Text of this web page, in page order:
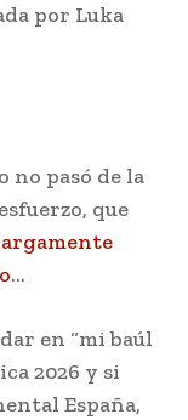
por Luka
no pasó de la
que
…
en “mi baúl
2026 y si
España,